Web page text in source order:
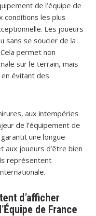
de l’équipe de
conditions les plus
Les joueurs
sans se soucier de la
permet non
sur le terrain, mais
en évitant des
aux intempéries
de l’équipement de
une longue
joueurs d’être bien
représentent
d’afficher
de France